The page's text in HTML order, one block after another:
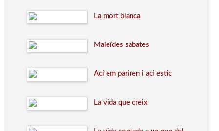
La mort blanca
Maleïdes sabates
Ací em pariren i ací estic
La vida que creix